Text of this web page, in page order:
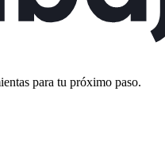
para tu próximo paso.